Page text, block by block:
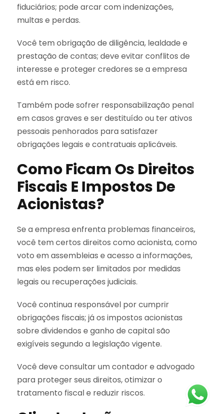
fiduciários; pode arcar com indenizações,
multas e perdas.
Você tem obrigação de diligência, lealdade e
prestação de contas; deve evitar conflitos de
interesse e proteger credores se a empresa
está em risco.
Também pode sofrer responsabilização penal
em casos graves e ser destituído ou ter ativos
pessoais penhorados para satisfazer
obrigações legais e contratuais aplicáveis.
Como Ficam Os Direitos
Fiscais E Impostos De
Acionistas?
Se a empresa enfrenta problemas financeiros,
você tem certos direitos como acionista, como
voto em assembleias e acesso a informações,
mas eles podem ser limitados por medidas
legais ou recuperações judiciais.
Você continua responsável por cumprir
obrigações fiscais; já os impostos acionistas
sobre dividendos e ganho de capital são
exigíveis segundo a legislação vigente.
Você deve consultar um contador e advogado
para proteger seus direitos, otimizar o
tratamento fiscal e reduzir riscos.